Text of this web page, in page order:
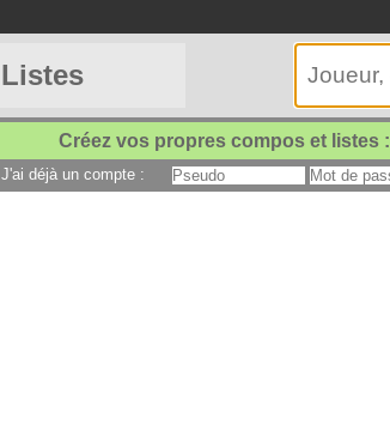
Listes
Créez vos propres compos et listes :
J'ai déjà un compte :